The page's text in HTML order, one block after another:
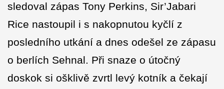
sledoval zápas Tony Perkins, Sir’Jabari
Rice nastoupil i s nakopnutou kyčlí z
posledního utkání a dnes odešel ze zápasu
o berlích Sehnal. Při snaze o útočný
doskok si ošklivě zvrtl levý kotník a čekají